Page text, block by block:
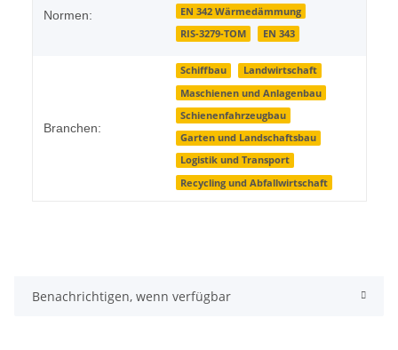
Normen:
EN 342 Wärmedämmung
RIS-3279-TOM
EN 343
Branchen:
Schiffbau
Landwirtschaft
Maschienen und Anlagenbau
Schienenfahrzeugbau
Garten und Landschaftsbau
Logistik und Transport
Recycling und Abfallwirtschaft
Benachrichtigen, wenn verfügbar